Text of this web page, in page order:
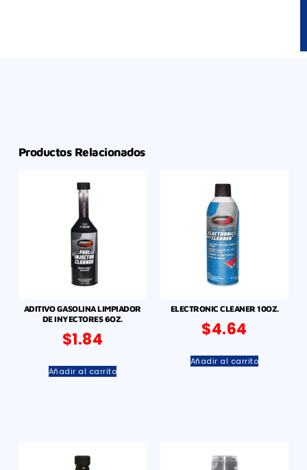
Productos Relacionados
ADITIVO GASOLINA LIMPIADOR
DE INYECTORES 6OZ.
$1.84
Añadir al carrito
ELECTRONIC CLEANER 10OZ.
$4.64
Añadir al carrito